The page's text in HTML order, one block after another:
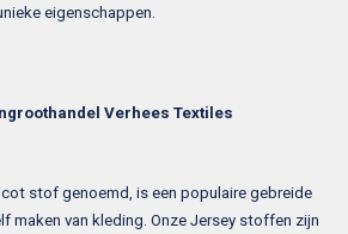
eigenschappen.
Verhees Textiles
stof genoemd, is een populaire gebreide
maken van kleding. Onze Jersey stoffen zijn